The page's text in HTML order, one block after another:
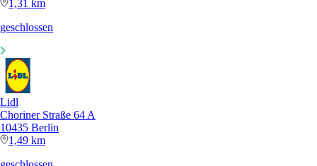
1,31 km
geschlossen
Lidl
Choriner Straße 64 A
10435 Berlin
1,49 km